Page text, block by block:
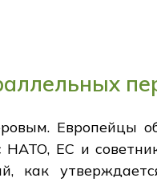
Европейцы
ЕС и
как